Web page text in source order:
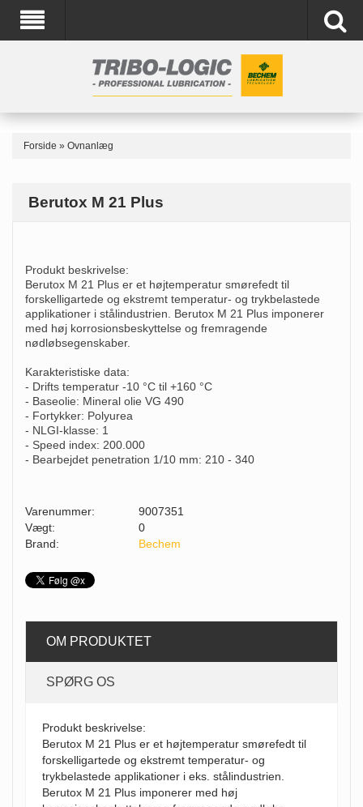
Forside » Ovnanlæg
Berutox M 21 Plus
Produkt beskrivelse:
Berutox M 21 Plus er et højtemperatur smørefedt til
forskelligartede og ekstremt temperatur- og trykbelastede
applikationer i stålindustrien. Berutox M 21 Plus imponerer
med høj korrosionsbeskyttelse og fremragende
nødløbsegenskaber.
Karakteristiske data:
- Drifts temperatur -10 °C til +160 °C
- Baseolie: Mineral olie VG 490
- Fortykker: Polyurea
- NLGI-klasse: 1
- Speed index: 200.000
- Bearbejdet penetration 1/10 mm: 210 - 340
9007351
Varenummer:
0
Vægt:
Bechem
Brand:
OM PRODUKTET
SPØRG OS
Produkt beskrivelse:
Berutox M 21 Plus er et højtemperatur smørefedt til
forskelligartede og ekstremt temperatur- og
trykbelastede applikationer i eks. stålindustrien.
Berutox M 21 Plus imponerer med høj